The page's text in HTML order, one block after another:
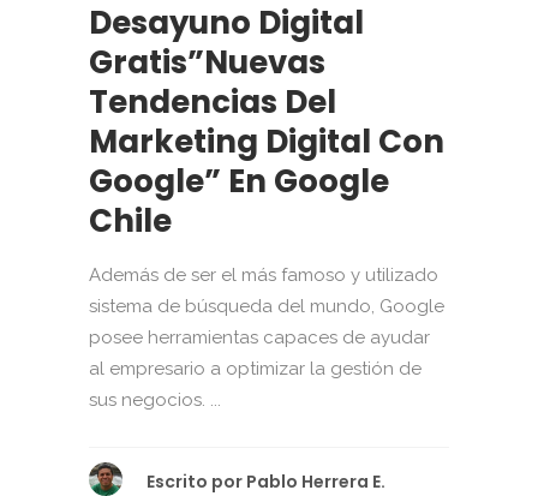
Desayuno Digital
Gratis”Nuevas
Tendencias Del
Marketing Digital Con
Google” En Google
Chile
Además de ser el más famoso y utilizado
sistema de búsqueda del mundo, Google
posee herramientas capaces de ayudar
al empresario a optimizar la gestión de
sus negocios. ...
Escrito por Pablo Herrera E.